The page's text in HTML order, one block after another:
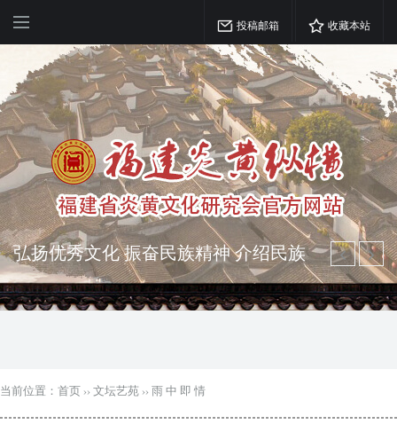
投稿邮箱 收藏本站
弘扬优秀文化 振奋民族精神 介绍民族
瑰宝 宣传中华精英
突出海西特色 报道台港澳侨 坚持古为
当前位置： 首页 ›› 文坛艺苑 ›› 雨 中 即 情